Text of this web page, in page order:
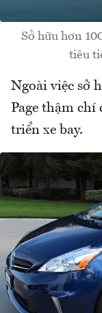
Sở hữu hơn
tiêu
Ngoài việc sở
Page thậm chí
triển xe bay.